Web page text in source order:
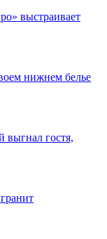
выстраивает
нижнем белье
выгнал гостя,